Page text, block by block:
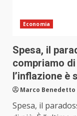
Economia
Spesa, il
compriamo
l’inflazione è
Marco Benedetto
Spesa, il